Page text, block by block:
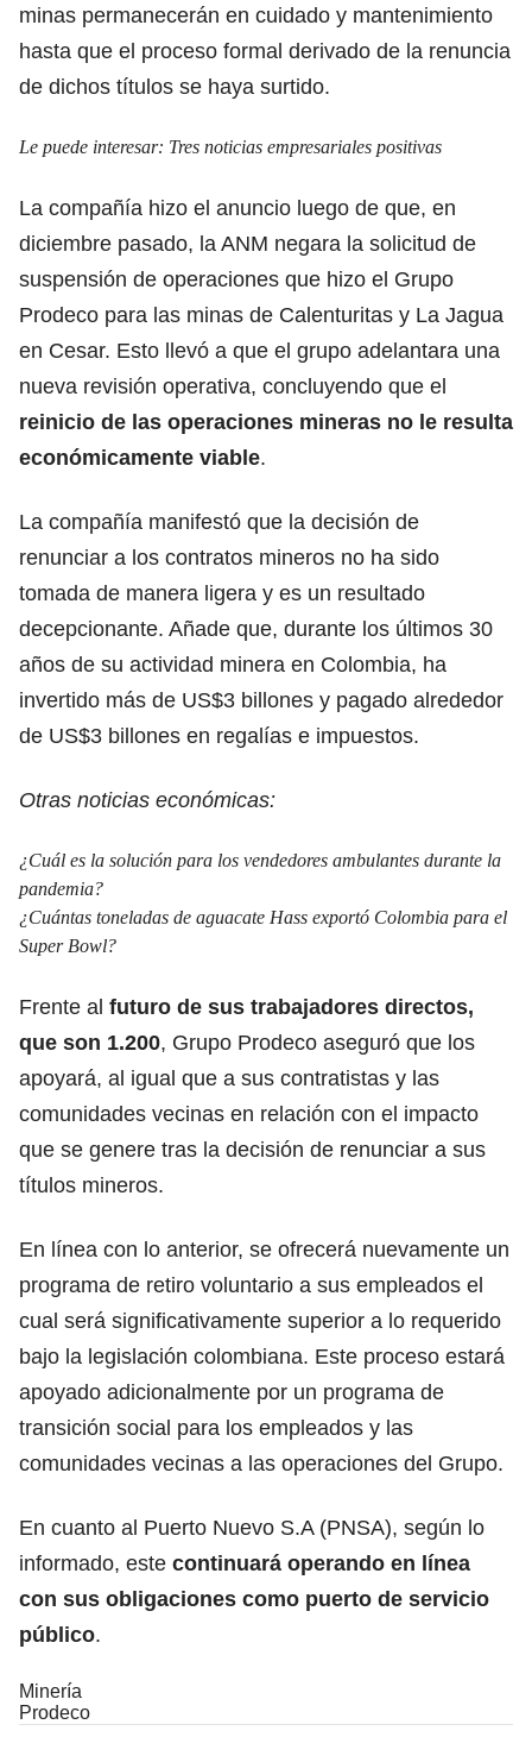
minas permanecerán en cuidado y mantenimiento
hasta que el proceso formal derivado de la renuncia
de dichos títulos se haya surtido.
Le puede interesar: Tres noticias empresariales positivas
La compañía hizo el anuncio luego de que, en
diciembre pasado, la ANM negara la solicitud de
suspensión de operaciones que hizo el Grupo
Prodeco para las minas de Calenturitas y La Jagua
en Cesar. Esto llevó a que el grupo adelantara una
nueva revisión operativa, concluyendo que el
reinicio de las operaciones mineras no le resulta
económicamente viable.
La compañía manifestó que la decisión de
renunciar a los contratos mineros no ha sido
tomada de manera ligera y es un resultado
decepcionante. Añade que, durante los últimos 30
años de su actividad minera en Colombia, ha
invertido más de US$3 billones y pagado alrededor
de US$3 billones en regalías e impuestos.
Otras noticias económicas:
¿Cuál es la solución para los vendedores ambulantes durante la
pandemia?
¿Cuántas toneladas de aguacate Hass exportó Colombia para el
Super Bowl?
Frente al futuro de sus trabajadores directos,
que son 1.200, Grupo Prodeco aseguró que los
apoyará, al igual que a sus contratistas y las
comunidades vecinas en relación con el impacto
que se genere tras la decisión de renunciar a sus
títulos mineros.
En línea con lo anterior, se ofrecerá nuevamente un
programa de retiro voluntario a sus empleados el
cual será significativamente superior a lo requerido
bajo la legislación colombiana. Este proceso estará
apoyado adicionalmente por un programa de
transición social para los empleados y las
comunidades vecinas a las operaciones del Grupo.
En cuanto al Puerto Nuevo S.A (PNSA), según lo
informado, este continuará operando en línea
con sus obligaciones como puerto de servicio
público.
Minería
Prodeco